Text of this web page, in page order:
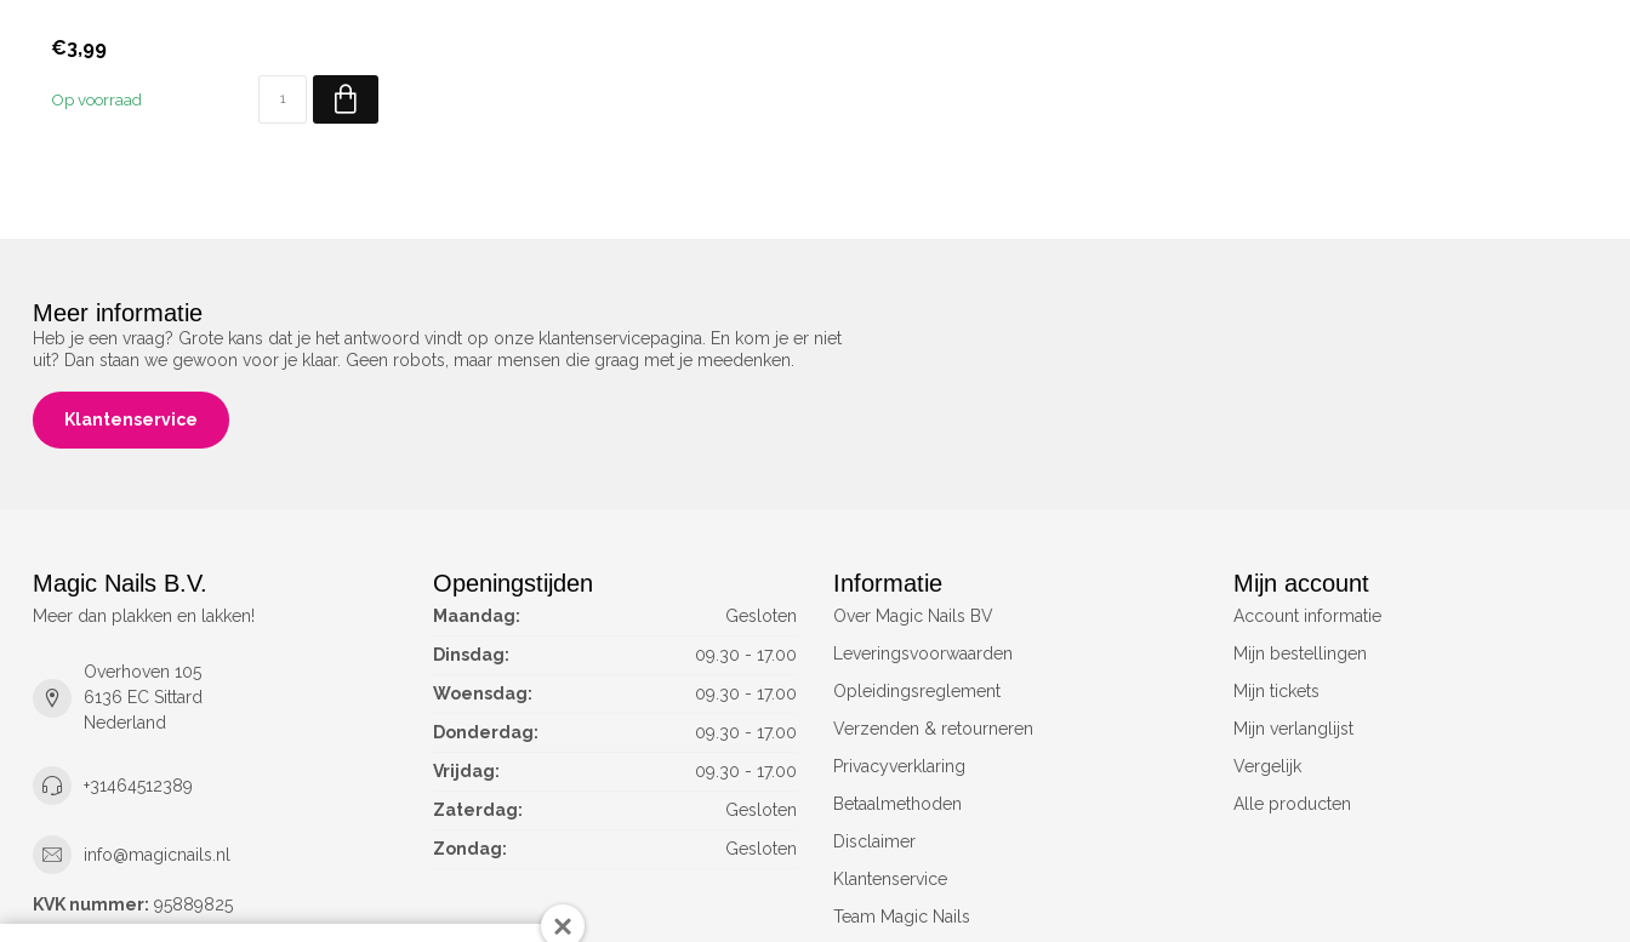
€3,99
Op voorraad
Meer informatie
Heb je een vraag? Grote kans dat je het antwoord vindt op onze klantenservicepagina. En kom je er niet
uit? Dan staan we gewoon voor je klaar. Geen robots, maar mensen die graag met je meedenken.
Klantenservice
Magic Nails B.V.
Meer dan plakken en lakken!
Overhoven 105
6136 EC Sittard
Nederland
+31464512389
info@magicnails.nl
KVK nummer: 95889825
Openingstijden
Maandag:
Gesloten
Dinsdag:
09.30 - 17.00
Woensdag:
09.30 - 17.00
Donderdag:
09.30 - 17.00
Vrijdag:
09.30 - 17.00
Zaterdag:
Gesloten
Zondag:
Gesloten
Informatie
Over Magic Nails BV
Leveringsvoorwaarden
Opleidingsreglement
Verzenden & retourneren
Privacyverklaring
Betaalmethoden
Disclaimer
Klantenservice
Team Magic Nails
Mijn account
Account informatie
Mijn bestellingen
Mijn tickets
Mijn verlanglijst
Vergelijk
Alle producten